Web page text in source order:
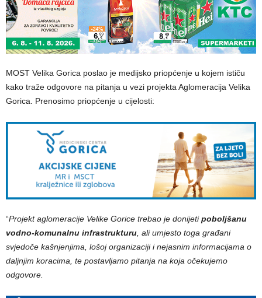
MOST Velika Gorica poslao je medijsko priopćenje u kojem ističu
kako traže odgovore na pitanja u vezi projekta Aglomeracija Velika
Gorica. Prenosimo priopćenje u cijelosti:
“Projekt aglomeracije Velike Gorice trebao je donijetipoboljšanu
vodno-komunalnu infrastrukturu, ali umjesto toga građani
svjedoče kašnjenjima, lošoj organizaciji i nejasnim informacijama o
daljnjim koracima, te postavljamo pitanja na koja očekujemo
odgovore.